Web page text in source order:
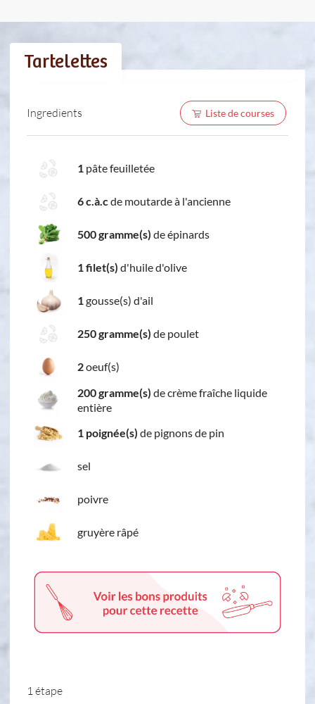
Tartelettes
Ingredients Liste de courses
1 pâte feuilletée
6 c.à.cde moutarde à l'ancienne
500 gramme(s) de épinards
1 filet(s) d'huile d'olive
1gousse(s) d'ail
250 gramme(s) de poulet
2oeuf(s)
200 gramme(s) de crème fraîche liquide
entière
1 poignée(s) de pignons de pin
sel
poivre
gruyère râpé
1 étape